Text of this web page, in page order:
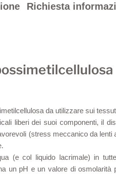
Richiesta
da utilizzare sui
liberi dei suoi componenti, il
(stress meccanico da
(e col liquido lacrimale) in
un pH e un valore di